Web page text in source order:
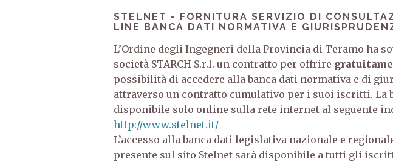
STELNET - FORNITURA SERVIZIO DI
LINE BANCA DATI NORMATIVA E
L’Ordine degli Ingegneri della Provincia di Teramo ha
società STARCH S.r.l. un contratto per offrire
possibilità di accedere alla banca dati normativa e di
attraverso un contratto cumulativo per i suoi iscritti. La
disponibile solo online sulla rete internet al seguente
http://
L’accesso alla banca dati legislativa nazionale e
presente sul sito Stelnet sarà disponibile a tutti gli